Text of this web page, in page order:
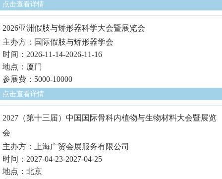
点击查看详情
2026亚洲假肢与矫形器科学大会暨展览会
主办方：国际假肢与矫形器学会
时间：2026-11-14-2026-11-16
地点：厦门
参展费：5000-10000
点击查看详情
2027（第十三届）中国国际骨科内植物与生物材料大会暨展览
会
主办方：上海广贸会展服务有限公司
时间：2027-04-23-2027-04-25
地点：北京